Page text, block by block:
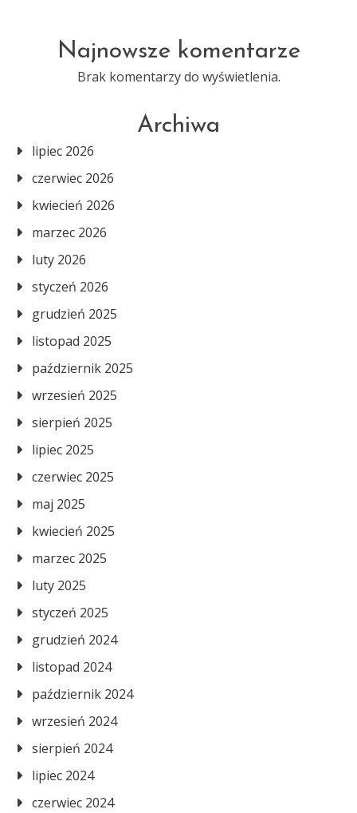
Najnowsze komentarze
Brak komentarzy do wyświetlenia.
Archiwa
lipiec 2026
czerwiec 2026
kwiecień 2026
marzec 2026
luty 2026
styczeń 2026
grudzień 2025
listopad 2025
październik 2025
wrzesień 2025
sierpień 2025
lipiec 2025
czerwiec 2025
maj 2025
kwiecień 2025
marzec 2025
luty 2025
styczeń 2025
grudzień 2024
listopad 2024
październik 2024
wrzesień 2024
sierpień 2024
lipiec 2024
czerwiec 2024